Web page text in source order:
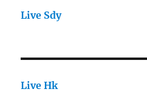
Live Sdy
Live Hk